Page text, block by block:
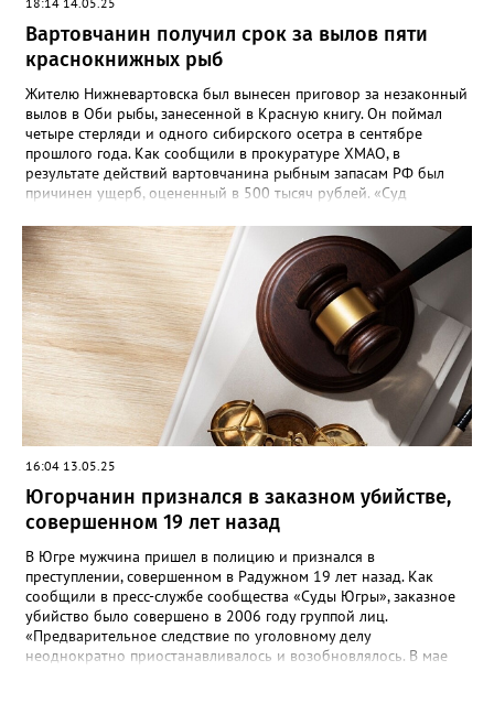
Вартовчанин получил срок за вылов пяти
краснокнижных рыб
Жителю Нижневартовска был вынесен приговор за незаконный
вылов в Оби рыбы, занесенной в Красную книгу. Он поймал
четыре стерляди и одного сибирского осетра в сентябре
прошлого года. Как сообщили в прокуратуре ХМАО, в
результате действий вартовчанина рыбным запасам РФ был
причинен ущерб, оцененный в 500 тысяч рублей. «Суд
свободы условно с испытательным сроком в один год», —
говорится в сообщении. Также у мужчины конфисковали
моторную лодку и передали государству. На данный момент
приговор не вступил в законную силу.
16:04 13.05.25
Югорчанин признался в заказном убийстве,
совершенном 19 лет назад
В Югре мужчина пришел в полицию и признался в
преступлении, совершенном в Радужном 19 лет назад. Как
сообщили в пресс-службе сообщества «Суды Югры», заказное
убийство было совершено в 2006 году группой лиц.
«Предварительное следствие по уголовному делу
неоднократно приостанавливалось и возобновлялось. В мае